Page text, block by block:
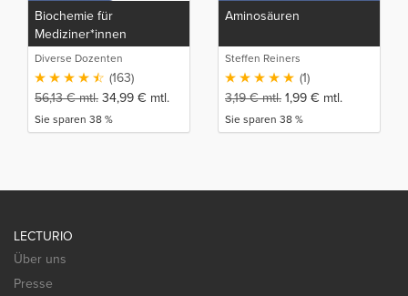
Biochemie für
Mediziner*innen
Diverse Dozenten
(163)
56,13€mtl. 34,99 € mtl.
Sie sparen 38 %
Aminosäuren
Steffen Reiners
(1)
3,19€mtl. 1,99 € mtl.
Sie sparen 38 %
LECTURIO
Über uns
Presse